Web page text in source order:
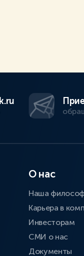
О нас
Наша
Карьера в
Инвесторам
СМИ о нас
Документы